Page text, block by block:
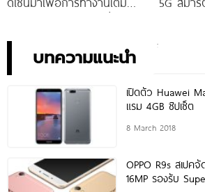
บทความแนะนำ
เปิดตัว Huawei
แรม 4GB ชิปเซ็ต
8 March 2018
OPPO R9s สเปค
16MP รองรับ